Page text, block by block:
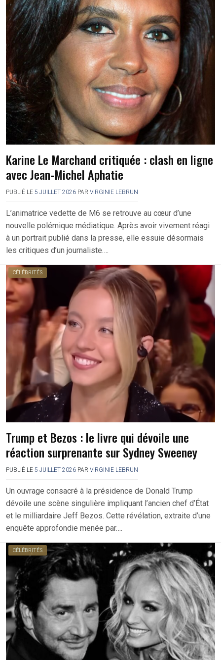
Karine Le Marchand critiquée : clash en ligne
avec Jean-Michel Aphatie
PUBLIÉ LE 5 JUILLET 2026 PAR VIRGINIE LEBRUN
L’animatrice vedette de M6 se retrouve au cœur d’une
nouvelle polémique médiatique. Après avoir vivement réagi
à un portrait publié dans la presse, elle essuie désormais
les critiques d’un journaliste….
CÉLÉBRITÉS
Trump et Bezos : le livre qui dévoile une
réaction surprenante sur Sydney Sweeney
PUBLIÉ LE 5 JUILLET 2026 PAR VIRGINIE LEBRUN
Un ouvrage consacré à la présidence de Donald Trump
dévoile une scène singulière impliquant l’ancien chef d’État
et le milliardaire Jeff Bezos. Cette révélation, extraite d’une
enquête approfondie menée par….
CÉLÉBRITÉS